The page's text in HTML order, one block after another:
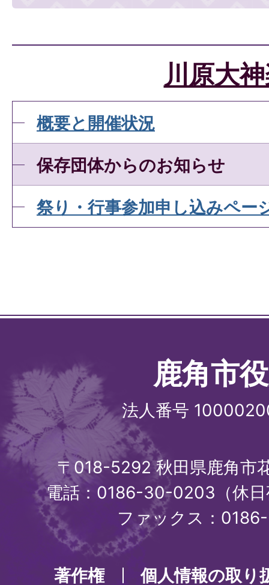
川原大
概要と開催状況
保存団体からのお知らせ
祭り・行事参加申し込みペー
鹿角市
法人番号
〒018-5292 秋田県鹿角市
電話：0186-30-0203（休
ファックス：
著作権 個人情報の取り